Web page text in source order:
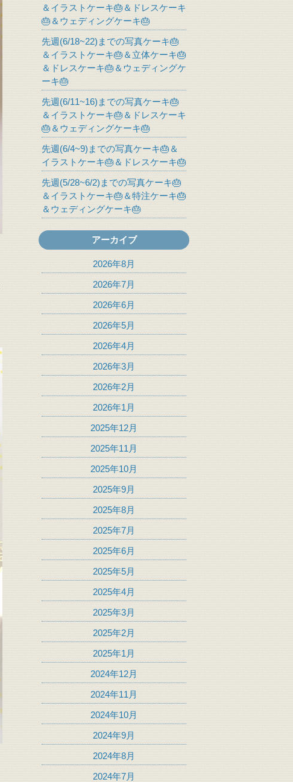
＆イラストケーキ🎂＆ドレスケーキ
🎂＆ウェディングケーキ🎂
先週(6/18~22)までの写真ケーキ🎂
＆イラストケーキ🎂＆立体ケーキ🎂
＆ドレスケーキ🎂＆ウェディングケ
ーキ🎂
先週(6/11~16)までの写真ケーキ🎂
＆イラストケーキ🎂＆ドレスケーキ
🎂＆ウェディングケーキ🎂
先週(6/4~9)までの写真ケーキ🎂＆
イラストケーキ🎂＆ドレスケーキ🎂
先週(5/28~6/2)までの写真ケーキ🎂
＆イラストケーキ🎂＆特注ケーキ🎂
＆ウェディングケーキ🎂
アーカイブ
2026年8月
2026年7月
2026年6月
2026年5月
2026年4月
2026年3月
2026年2月
2026年1月
2025年12月
2025年11月
2025年10月
2025年9月
2025年8月
2025年7月
2025年6月
2025年5月
2025年4月
2025年3月
2025年2月
2025年1月
2024年12月
2024年11月
2024年10月
2024年9月
2024年8月
2024年7月